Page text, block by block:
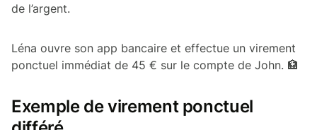
de l’argent.
Léna ouvre son app bancaire et effectue un virement
ponctuel immédiat de 45 € sur le compte de John. 🏦
Exemple de virement ponctuel